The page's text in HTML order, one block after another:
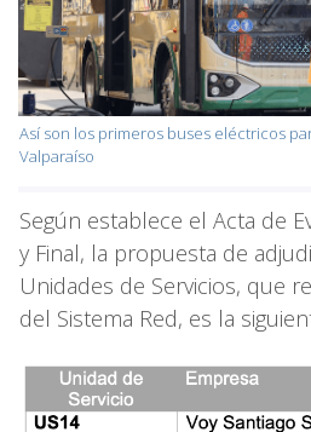
Así son los primeros buses eléctricos
Valparaíso
Según establece el Acta de
y Final, la propuesta de
Unidades de Servicios, que
del Sistema Red, es la